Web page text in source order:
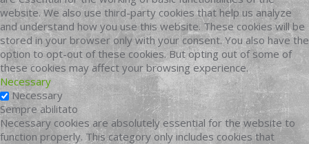
website. We also use third-party cookies that help us analyze
and understand how you use this website. These cookies will be
stored in your browser only with your consent. You also have the
option to opt-out of these cookies. But opting out of some of
these cookies may affect your browsing experience.
Necessary
Necessary
Sempre abilitato
Necessary cookies are absolutely essential for the website to
function properly. This category only includes cookies that